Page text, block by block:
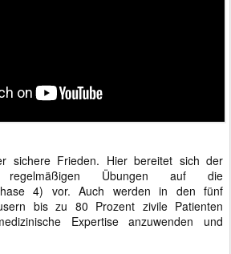
sichere Frieden. Hier bereitet sich der
regelmäßigen Übungen auf die
4) vor. Auch werden in den fünf
bis zu 80 Prozent zivile Patienten
Expertise anzuwenden und